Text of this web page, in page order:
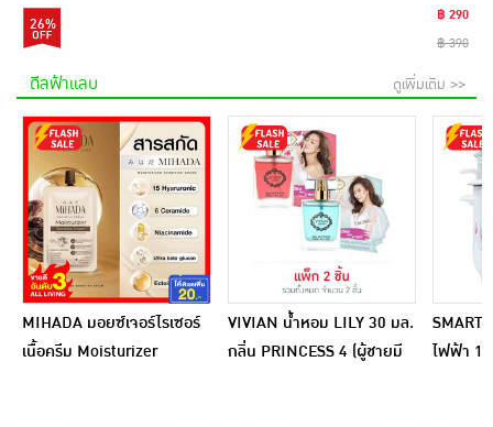
26%
฿ 290
฿ 390
ดีลฟ้าแลบ ดูเพิ่มเติม >>
MIHADA มอยซ์เจอร์ไรเซอร์
เนื้อครีม Moisturizer
VIVIAN น้ำหอม LILY 30 มล.
กลิ่น PRINCESS 4 (ผู้ชายมี
ไฟฟ้า 1